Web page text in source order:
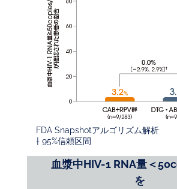
FDA Snapshotアルゴリズム解析
† 95%信頼区間
血漿中HIV-1 RNA量＜
を